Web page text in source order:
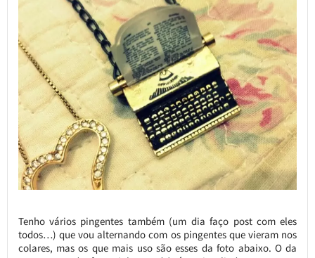
Tenho vários pingentes também (um dia faço post com eles
todos…) que vou alternando com os pingentes que vieram nos
colares, mas os que mais uso são esses da foto abaixo. O da